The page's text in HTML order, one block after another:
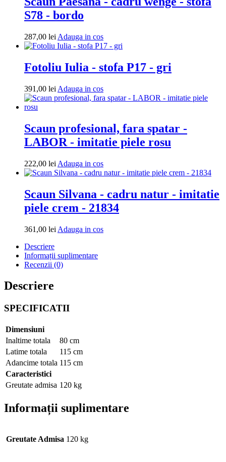
559,00 lei.
S78 - bordo
287,00 lei Adauga in cosAdauga
in
Fotoliu Iulia - stofa P17 - gri
391,00 lei Adauga in cosAdauga
in
Scaun profesional, fara spatar -
LABOR - imitatie piele rosu
222,00 lei Adauga in cosAdauga
in
Scaun Silvana - cadru natur - imitatie
piele crem - 21834
361,00 lei Adauga in cosAdauga
Descriere
Informații suplimentare
Recenzii (0)
Descriere
SPECIFICATII
Dimensiuni
Inaltime totala
80 cm
Latime totala
115 cm
Adancime totala 115 cm
Caracteristici
Greutate admisa 120 kg
Informații suplimentare
Greutate Admisa 120 kg